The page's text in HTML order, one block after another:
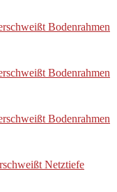
Bodenrahmen
Bodenrahmen
Bodenrahmen
Netztiefe